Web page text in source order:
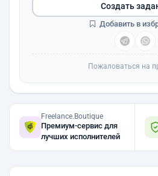
Создать
Добавить в
Пожаловаться на
Freelance.Boutique
Премиум-сервис для
лучших исполнителей